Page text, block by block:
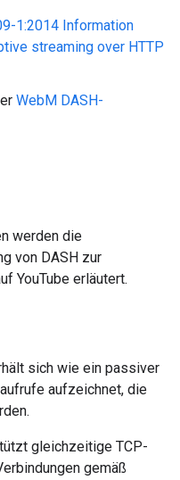
1:2014 Information
streaming over HTTP
WebM DASH-
werden die
von DASH zur
YouTube erläutert.
sich wie ein passiver
aufzeichnet, die
gleichzeitige TCP-
gemäß